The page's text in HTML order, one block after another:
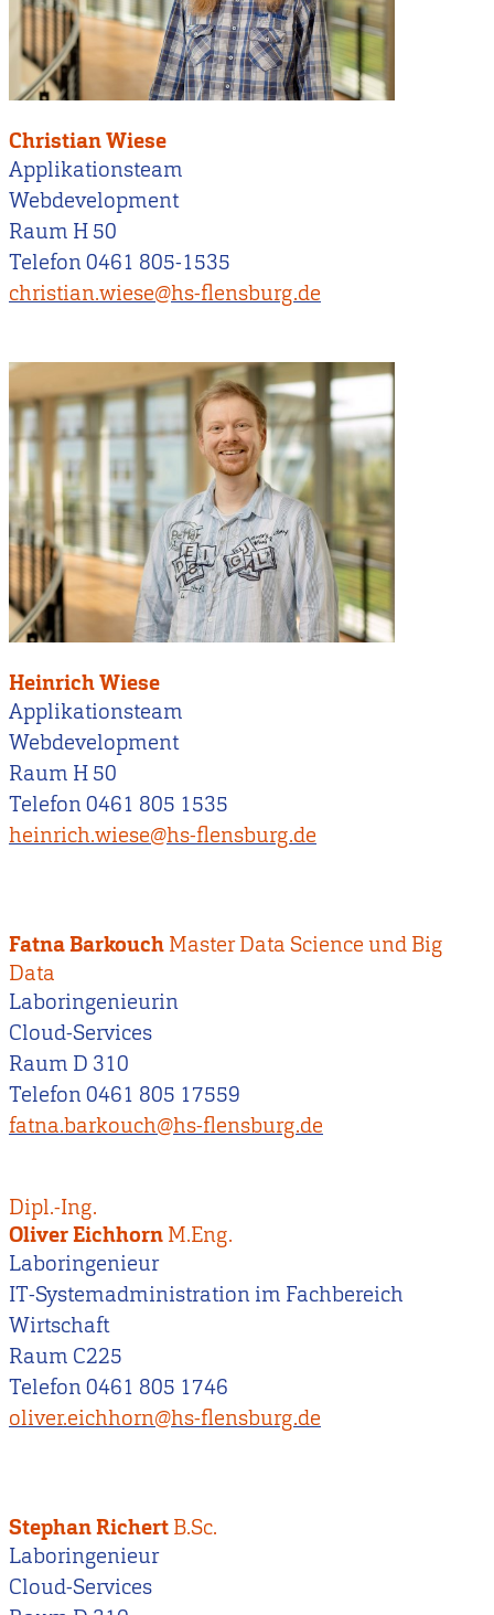
Christian Wiese
Applikationsteam
Webdevelopment
Raum H 50
Telefon 0461 805-1535
christian.wiese@hs-flensburg.de
Heinrich Wiese
Applikationsteam
Webdevelopment
Raum H 50
Telefon 0461 805 1535
heinrich.wiese@hs-flensburg.de
Fatna Barkouch Master Data Science und Big
Data
Laboringenieurin
Cloud-Services
Raum D 310
Telefon 0461 805 17559
fatna.barkouch@hs-flensburg.de
Dipl.-Ing.
Oliver Eichhorn M.Eng.
Laboringenieur
IT-Systemadministration im Fachbereich
Wirtschaft
Raum C225
Telefon 0461 805 1746
oliver.eichhorn@hs-flensburg.de
Stephan Richert B.Sc.
Laboringenieur
Cloud-Services